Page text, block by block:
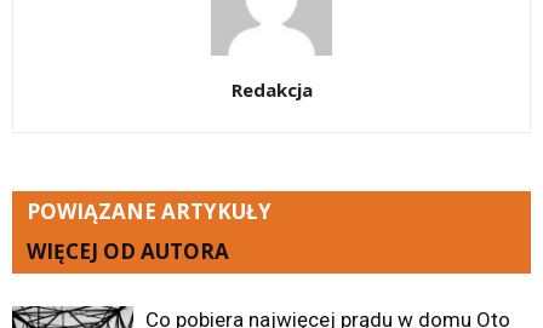
Redakcja
POWIĄZANE ARTYKUŁY
WIĘCEJ OD AUTORA
Co pobiera najwięcej prądu w domu Oto